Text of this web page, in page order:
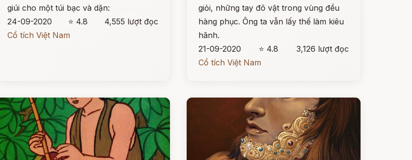
giúi cho một túi bạc và dặn:
24-09-2020
⭐ 4.8
4,555 lượt đọc
Cổ tích Việt Nam
giỏi, những tay đô vật trong vùng đều
hàng phục. Ông ta vẫn lấy thế làm kiêu
hãnh.
21-09-2020
⭐ 4.8
3,126 lượt đọc
Cổ tích Việt Nam